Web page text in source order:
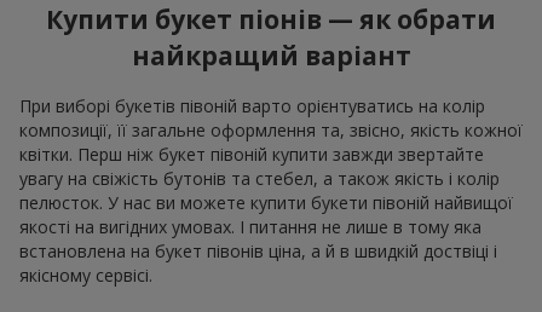
Купити букет піонів — як обрати
найкращий варіант
При виборі букетів півоній варто орієнтуватись на колір
композиції, її загальне оформлення та, звісно, якість кожної
квітки. Перш ніж букет півоній купити завжди звертайте
увагу на свіжість бутонів та стебел, а також якість і колір
пелюсток. У нас ви можете купити букети півоній найвищої
якості на вигідних умовах. І питання не лише в тому яка
встановлена на букет півонів ціна, а й в швидкій доствіці і
якісному сервісі.